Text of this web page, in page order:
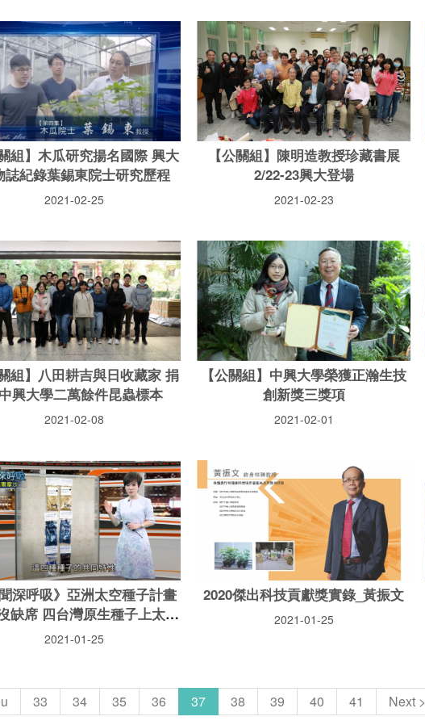
關組】木瓜研究揚名國際 興大
誌紀錄葉錫東院士研究歷程
2021-02-25
【公關組】陳明造教授珍藏書展
2/22-23興大登場
2021-02-23
關組】八田耕吉與日收藏家 捐
興大學二萬餘件昆蟲標本
2021-02-08
【公關組】中興大學榮獲正瀚生技
創新獎三獎項
2021-02-01
聞深呼吸》亞洲太空種子計畫
缺席 四台灣原生種子上太空
研究「未來食物」
2021-01-25
2020傑出科技貢獻獎實錄_黃振文
2021-01-25
33 34 35 36 37 38 39 40 41 Next >